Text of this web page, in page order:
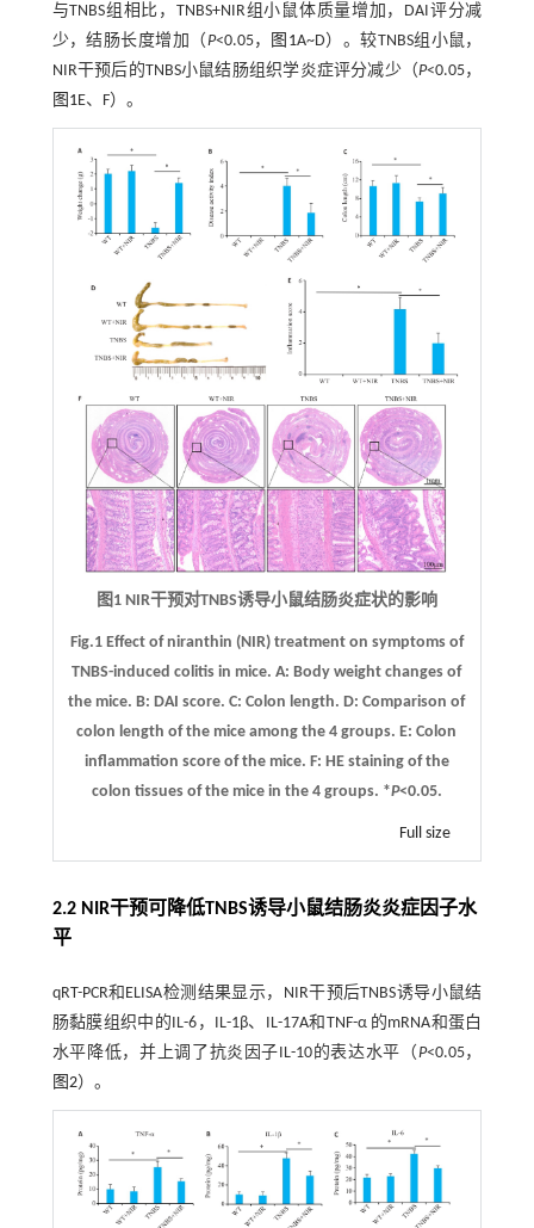
与TNBS组相比，TNBS+NIR组小鼠体质量增加，DAI评分减
少，结肠长度增加（P<0.05， 图1A~D）。较TNBS组小鼠，
NIR干预后的TNBS小鼠结肠组织学炎症评分减少（P<0.05，
图1E、F）。
图1 NIR干预对TNBS诱导小鼠结肠炎症状的影响
Fig.1 Effect of niranthin (NIR) treatment on symptoms of
TNBS-induced colitis in mice.A: Body weight changes of
the mice.B: DAI score.C: Colon length.D: Comparison of
colon length of the mice among the 4 groups.E: Colon
inflammation score of the mice. F: HE staining of the
colon tissues of the mice in the 4 groups. *P<0.05.
Full size
2.2 NIR干预可降低TNBS诱导小鼠结肠炎炎症因子水
平
qRT-PCR和ELISA检测结果显示，NIR干预后TNBS诱导小鼠结
肠黏膜组织中的IL-6，IL-1β、IL-17A和TNF-α 的mRNA和蛋白
水平降低，并上调了抗炎因子IL-10的表达水平（P<0.05，
图2）。